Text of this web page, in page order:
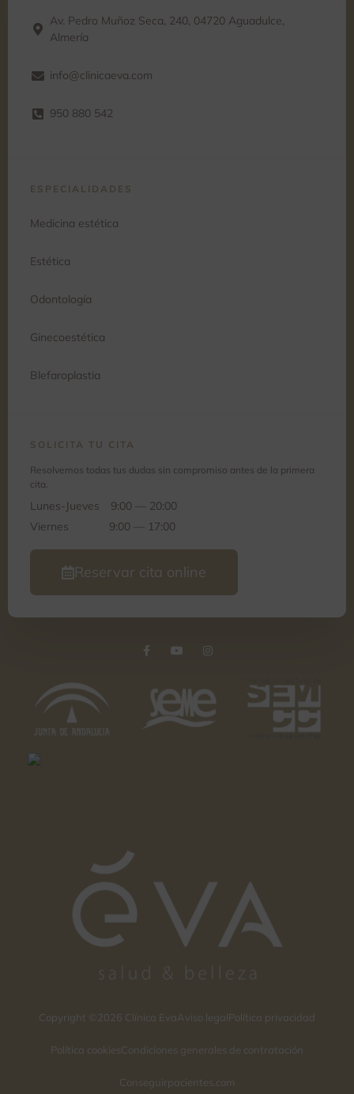
Av. Pedro Muñoz Seca, 240, 04720 Aguadulce,
Almería
info@clinicaeva.com
950 880 542
ESPECIALIDADES
Medicina estética
Estética
Odontología
Ginecoestética
Blefaroplastia
SOLICITA TU CITA
Resolvemos todas tus dudas sin compromiso antes de la primera
cita.
Lunes-Jueves
9:00 — 20:00
Viernes
9:00 — 17:00
Reservar cita online
Copyright ©2026 Clínica EvaAviso legalPolítica privacidad
Política cookies Condiciones generales de contratación
Conseguirpacientes.com